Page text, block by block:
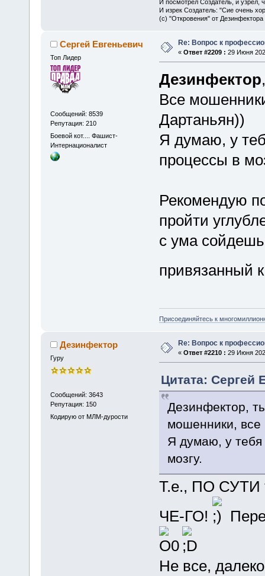
И посмотрел Создатель, и узрел,
И изрек Создатель: "Сие очень
(с) "Откровения" от Дезинфектора
Сергей Евгеньевич
Топ Лидер
Сообщений: 8539
Репутация: 210
Боевой кот.... Фашист-
Интернационалист
Re: Вопрос к
« Ответ #2209 : 29 Июня
Дезинфектор
Все
Дартаньян))
Я думаю, у
процессы в
Рекомендую
пройти
с ума
привязанный
Присоединяйтесь к
Дезинфектор
Гуру
Сообщений: 3643
Репутация: 150
Кодирую от МЛМ-дурости
Re: Вопрос к
« Ответ #2210 : 29 Июня
Цитата: Сергей
Дезинфектор,
мошенники, все
Я думаю, у тебя
мозгу.
Т.е., ПО СУТИ
ЧЕ-ГО!
Не все,